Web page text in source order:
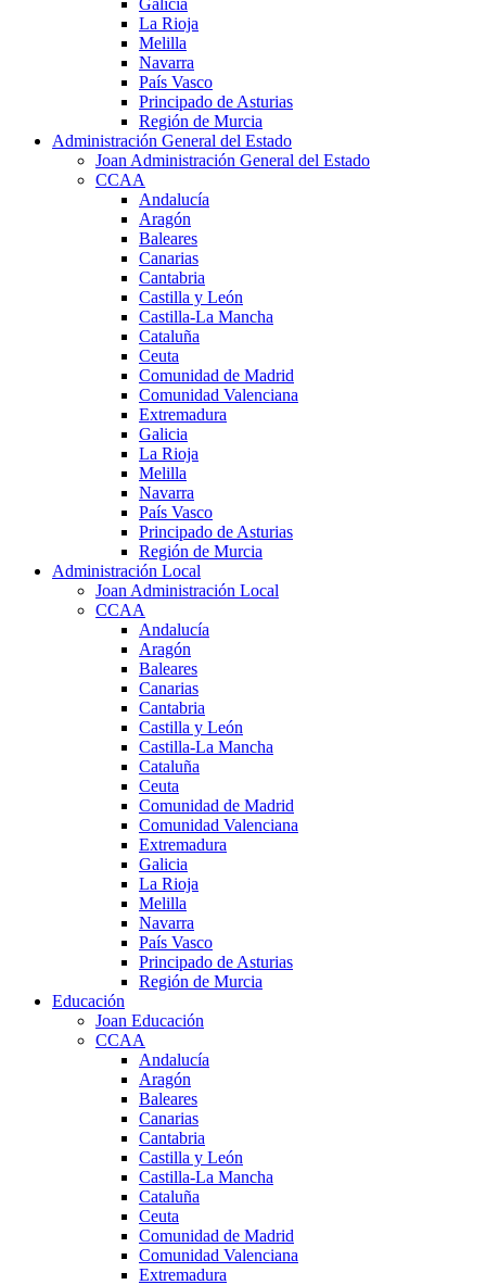
La Rioja
Melilla
Navarra
País Vasco
Principado de Asturias
Región de Murcia
Administración General del Estado
Joan Administración General del Estado
CCAA
Andalucía
Aragón
Baleares
Canarias
Cantabria
Castilla y León
Castilla-La Mancha
Cataluña
Ceuta
Comunidad de Madrid
Comunidad Valenciana
Extremadura
Galicia
La Rioja
Melilla
Navarra
País Vasco
Principado de Asturias
Región de Murcia
Administración Local
Joan Administración Local
CCAA
Andalucía
Aragón
Baleares
Canarias
Cantabria
Castilla y León
Castilla-La Mancha
Cataluña
Ceuta
Comunidad de Madrid
Comunidad Valenciana
Extremadura
Galicia
La Rioja
Melilla
Navarra
País Vasco
Principado de Asturias
Región de Murcia
Educación
Joan Educación
CCAA
Andalucía
Aragón
Baleares
Canarias
Cantabria
Castilla y León
Castilla-La Mancha
Cataluña
Ceuta
Comunidad de Madrid
Comunidad Valenciana
Extremadura